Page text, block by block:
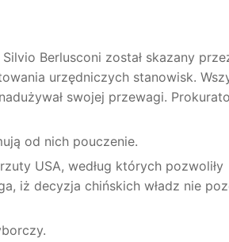
Berlusconi został skazany
urzędniczych stanowisk.
swojej przewagi.
od nich pouczenie.
USA, według których pozwoliły
iż decyzja chińskich władz nie